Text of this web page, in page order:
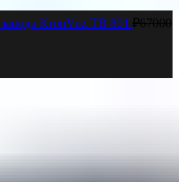
KronVuz TB 801 ₽67000